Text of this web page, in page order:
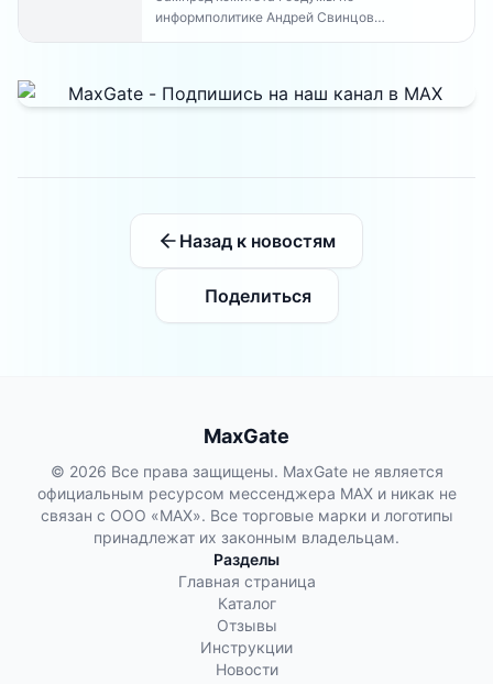
информполитике Андрей Свинцов
рекомендовал россиянам временно
Назад к новостям
Поделиться
MaxGate
© 2026 Все права защищены. MaxGate не является
официальным ресурсом мессенджера MAX и никак не
связан с ООО «МАХ». Все торговые марки и логотипы
принадлежат их законным владельцам.
Разделы
Главная страница
Каталог
Отзывы
Инструкции
Новости